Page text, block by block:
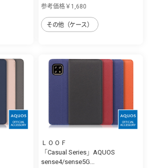
参考価格￥1,680
その他（ケース）
ＬＯＯＦ
「Casual Series」AQUOS
sense4/sense5G...